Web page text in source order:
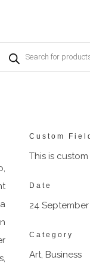
Products
search
Custom Field
This is
Date
24 September
Category
Art, Business